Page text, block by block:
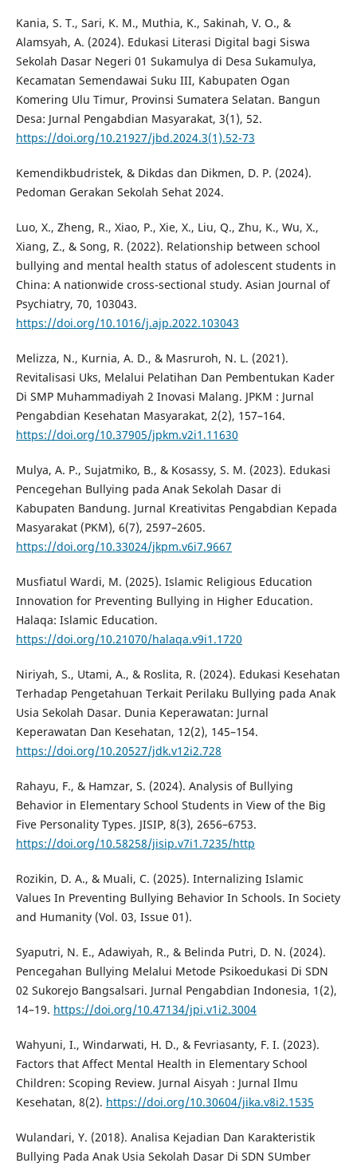
Kania, S. T., Sari, K. M., Muthia, K., Sakinah, V. O., &
Alamsyah, A. (2024). Edukasi Literasi Digital bagi Siswa
Sekolah Dasar Negeri 01 Sukamulya di Desa Sukamulya,
Kecamatan Semendawai Suku III, Kabupaten Ogan
Komering Ulu Timur, Provinsi Sumatera Selatan. Bangun
Desa: Jurnal Pengabdian Masyarakat, 3(1), 52.
https://doi.org/10.21927/jbd.2024.3(1).52-73
Kemendikbudristek, & Dikdas dan Dikmen, D. P. (2024).
Pedoman Gerakan Sekolah Sehat 2024.
Luo, X., Zheng, R., Xiao, P., Xie, X., Liu, Q., Zhu, K., Wu, X.,
Xiang, Z., & Song, R. (2022). Relationship between school
bullying and mental health status of adolescent students in
China: A nationwide cross-sectional study. Asian Journal of
Psychiatry, 70, 103043.
https://doi.org/10.1016/j.ajp.2022.103043
Melizza, N., Kurnia, A. D., & Masruroh, N. L. (2021).
Revitalisasi Uks, Melalui Pelatihan Dan Pembentukan Kader
Di SMP Muhammadiyah 2 Inovasi Malang. JPKM : Jurnal
Pengabdian Kesehatan Masyarakat, 2(2), 157–164.
https://doi.org/10.37905/jpkm.v2i1.11630
Mulya, A. P., Sujatmiko, B., & Kosassy, S. M. (2023). Edukasi
Pencegehan Bullying pada Anak Sekolah Dasar di
Kabupaten Bandung. Jurnal Kreativitas Pengabdian Kepada
Masyarakat (PKM), 6(7), 2597–2605.
https://doi.org/10.33024/jkpm.v6i7.9667
Musfiatul Wardi, M. (2025). Islamic Religious Education
Innovation for Preventing Bullying in Higher Education.
Halaqa: Islamic Education.
https://doi.org/10.21070/halaqa.v9i1.1720
Niriyah, S., Utami, A., & Roslita, R. (2024). Edukasi Kesehatan
Terhadap Pengetahuan Terkait Perilaku Bullying pada Anak
Usia Sekolah Dasar. Dunia Keperawatan: Jurnal
Keperawatan Dan Kesehatan, 12(2), 145–154.
https://doi.org/10.20527/jdk.v12i2.728
Rahayu, F., & Hamzar, S. (2024). Analysis of Bullying
Behavior in Elementary School Students in View of the Big
Five Personality Types. JISIP, 8(3), 2656–6753.
https://doi.org/10.58258/jisip.v7i1.7235/http
Rozikin, D. A., & Muali, C. (2025). Internalizing Islamic
Values In Preventing Bullying Behavior In Schools. In Society
and Humanity (Vol. 03, Issue 01).
Syaputri, N. E., Adawiyah, R., & Belinda Putri, D. N. (2024).
Pencegahan Bullying Melalui Metode Psikoedukasi Di SDN
02 Sukorejo Bangsalsari. Jurnal Pengabdian Indonesia, 1(2),
14–19. https://doi.org/10.47134/jpi.v1i2.3004
Wahyuni, I., Windarwati, H. D., & Fevriasanty, F. I. (2023).
Factors that Affect Mental Health in Elementary School
Children: Scoping Review. Jurnal Aisyah : Jurnal Ilmu
Kesehatan, 8(2). https://doi.org/10.30604/jika.v8i2.1535
Wulandari, Y. (2018). Analisa Kejadian Dan Karakteristik
Bullying Pada Anak Usia Sekolah Dasar Di SDN SUmber